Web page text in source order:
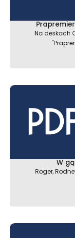
Na deskach
W
Roger,